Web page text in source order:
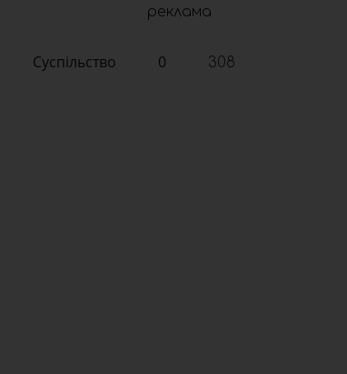
реклама
Суспільство 0 308